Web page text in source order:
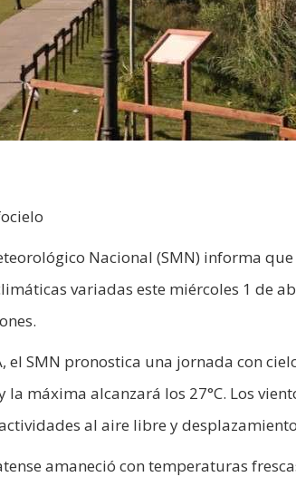
Nacional (SMN) informa
variadas este miércoles 1 de
el SMN pronostica una jornada con
la máxima alcanzará los 27°C. Los
al aire libre y
amaneció con temperaturas